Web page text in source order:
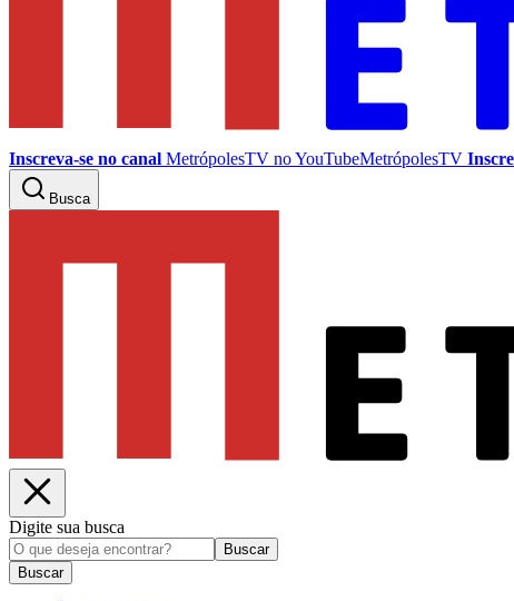
Inscreva-se no canal MetrópolesTV noYouTubeMetrópolesTV
Busca
Digite sua busca
Buscar
Buscar